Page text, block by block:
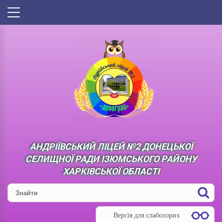
АНДРІЇВСЬКИЙ ЛІЦЕЙ №2 ДОНЕЦЬКОЇ
СЕЛИЩНОЇ РАДИ ІЗЮМСЬКОГО РАЙОНУ
ХАРКІВСЬКОЇ ОБЛАСТІ
Версія для слабозорих